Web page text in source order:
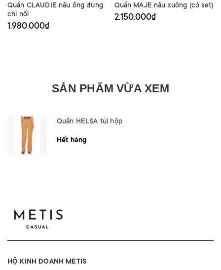
Quần CLAUDIE nâu ống đứng
chỉ nổi
1.980.000₫
Quần MAJE nâu xuông (có set)
2.150.000₫
SẢN PHẨM VỪA XEM
Quần HELSA túi hộp
Hết hàng
HỘ KINH DOANH METIS